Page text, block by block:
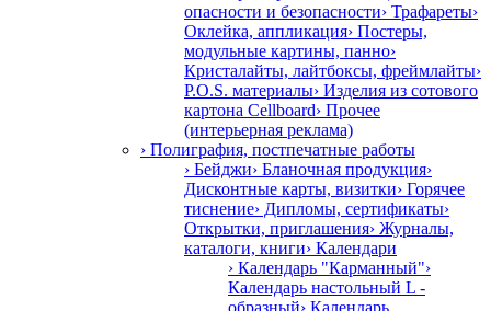
опасности и безопасности› Трафареты›
Оклейка, аппликация› Постеры,
модульные картины, панно›
Кристалайты, лайтбоксы, фреймлайты›
P.O.S. материалы› Изделия из сотового
картона Cellboard› Прочее
(интерьерная реклама)
› Полиграфия, постпечатные работы
› Бейджи› Бланочная продукция›
Дисконтные карты, визитки› Горячее
тиснение› Дипломы, сертификаты›
Открытки, приглашения› Журналы,
каталоги, книги› Календари
› Календарь "Карманный"›
Календарь настольный L -
образный› Календарь